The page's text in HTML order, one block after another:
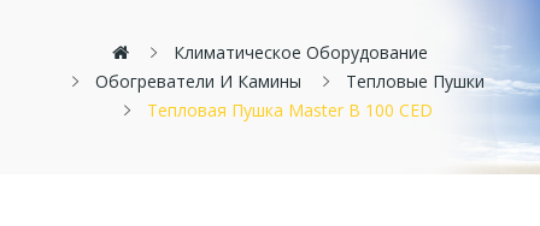
Климатическое Оборудование
Обогреватели И Камины
Тепловые Пушки
Тепловая Пушка Master B 100 CED